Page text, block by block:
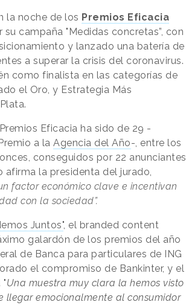
la noche de los Premios Eficacia
campaña "Medidas concretas”, con
y lanzado una batería de
a superar la crisis del coronavirus.
como finalista en las categorías de
el Oro, y Estrategia Más
Eficacia ha sido de 29 -
a la Agencia del Año-, entre los
conseguidos por 22 anunciantes
la presidenta del jurado,
factor económico clave e incentivan
con la sociedad”.
Juntos", el branded content
galardón de los premios del año
de Banca para particulares de ING
el compromiso de Bankinter, y el
Una muestra muy clara la hemos visto
llegar emocionalmente al consumidor